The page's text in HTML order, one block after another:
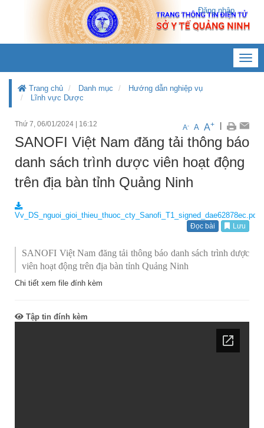
Đăng nhập
Trang chủ Danh mục
Hướng dẫn nghiệp vụ
Lĩnh vực Dược
Thứ 7, 06/01/2024 16:12 A- A A+
SANOFI Việt Nam đăng tải thông báo
danh sách trình dược viên hoạt động
trên địa bàn tỉnh Quảng Ninh
Vv_DS_nguoi_gioi_thieu_thuoc_cty_Sanofi_T1_signed_dae62878ec.pdf
Đọc bài Lưu
SANOFI Việt Nam đăng tải thông báo danh sách trình dược
viên hoạt động trên địa bàn tỉnh Quảng Ninh
Chi tiết xem file đính kèm
Tập tin đính kèm